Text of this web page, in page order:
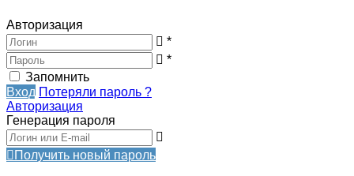
Авторизация
*
*
Запомнить
Вход Потеряли пароль ?
Авторизация
Генерация пароля
Получить новый пароль